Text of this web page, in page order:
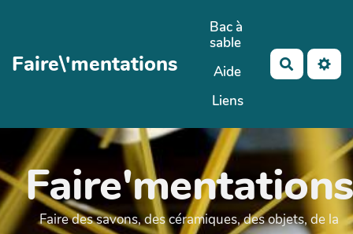
Faire\'mentations
Bac à
sable
Aide
Liens
Faire'mentations
Faire des savons, des céramiques, des objets, de la